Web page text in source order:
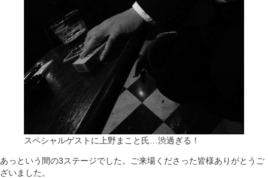
スペシャルゲストに上野まこと氏…渋過ぎる！
あっという間の3ステージでした。ご来場くださった皆様ありがとうご
ざいました。